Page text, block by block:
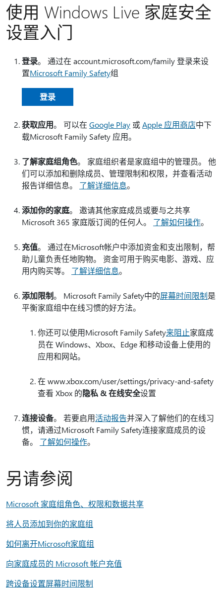
使用 Windows Live 家庭安全
设置入门
登录。 通过在 account.microsoft.com/family 登录来设
置Microsoft Family Safety组
登录
获取应用。 可以在 Google Play 或Apple 应用商店中下
载Microsoft Family Safety 应用。
了解家庭组角色。 家庭组织者是家庭组中的管理员。 他
们可以添加和删除成员、管理限制和权限，并查看活动
报告详细信息。 了解详细信息。
添加你的家庭。 邀请其他家庭成员或要与之共享
Microsoft 365 家庭版订阅的任何人。 了解如何操作。
充值。 通过在Microsoft帐户中添加资金和支出限制，帮
助儿童负责任地购物。 资金可用于购买电影、游戏、应
用内购买等。 了解详细信息。
添加限制。 Microsoft Family Safety中的屏幕时间限制是
平衡家庭组中在线习惯的好方法。
你还可以使用Microsoft Family Safety来阻止家庭成
员在 Windows、Xbox、Edge 和移动设备上使用的
应用和网站。
在 www.xbox.com/user/settings/privacy-and-safety
查看 Xbox 的隐私 & 在线安全设置
连接设备。 若要启用活动报告并深入了解他们的在线习
惯，请通过Microsoft Family Safety连接家庭成员的设
备。 了解如何操作。
另请参阅
Microsoft 家庭组角色、权限和数据共享
将人员添加到你的家庭组
如何离开Microsoft家庭组
向家庭成员的 Microsoft 帐户充值
跨设备设置屏幕时间限制